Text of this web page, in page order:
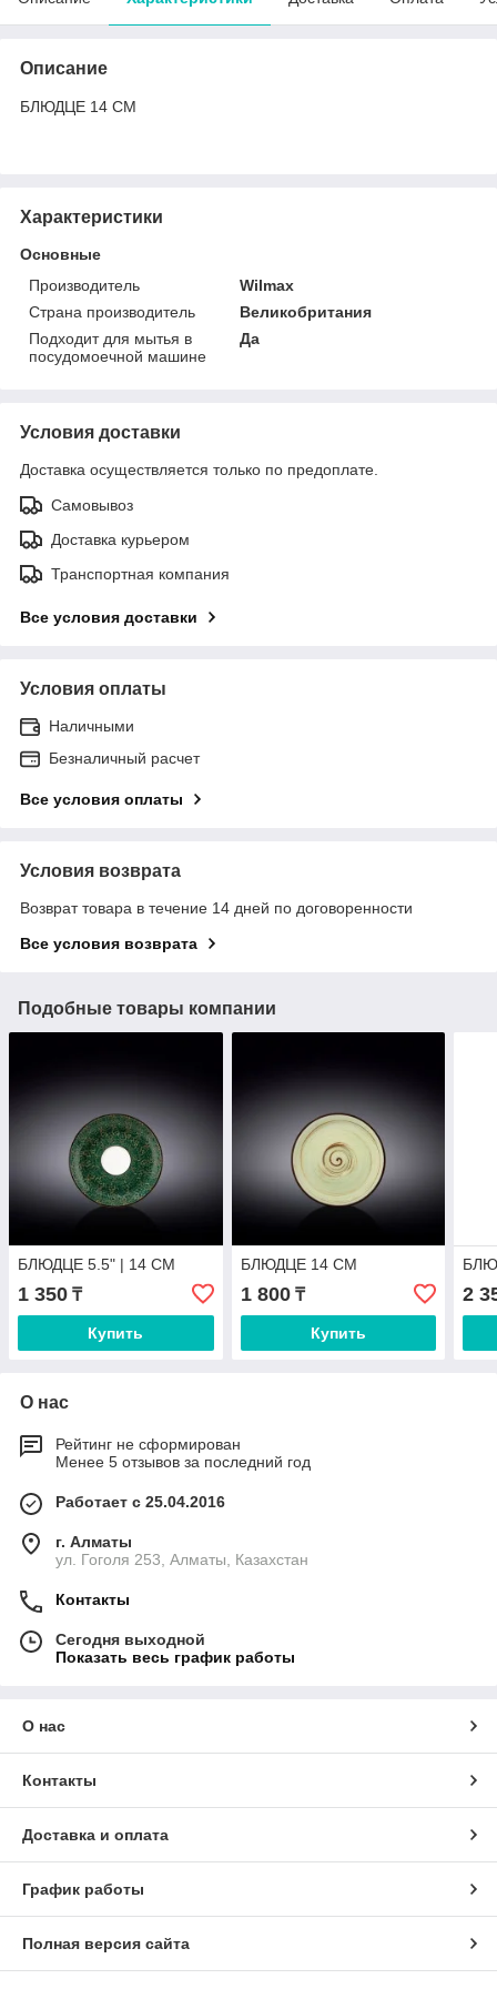
Описание
БЛЮДЦЕ 14 СМ
Характеристики
Основные
Производитель
Wilmax
Страна производитель
Великобритания
Подходит для мытья в
посудомоечной машине
Да
Условия доставки
Доставка осуществляется только по предоплате.
Самовывоз
Доставка курьером
Транспортная компания
Все условия доставки
Условия оплаты
Наличными
Безналичный расчет
Все условия оплаты
Условия возврата
Возврат товара в течение 14 дней по договоренности
Все условия возврата
Подобные товары компании
БЛЮДЦЕ 5.5" | 14 CM
1 350 ₸
Купить
БЛЮДЦЕ 14 СМ
1 800₸
Купить
2
О нас
Рейтинг не сформирован
Менее 5 отзывов за последний год
Работает с 25.04.2016
г. Алматы
ул. Гоголя 253, Алматы, Казахстан
Контакты
Сегодня выходной
Показать весь график работы
О нас
Контакты
Доставка и оплата
График работы
Полная версия сайта